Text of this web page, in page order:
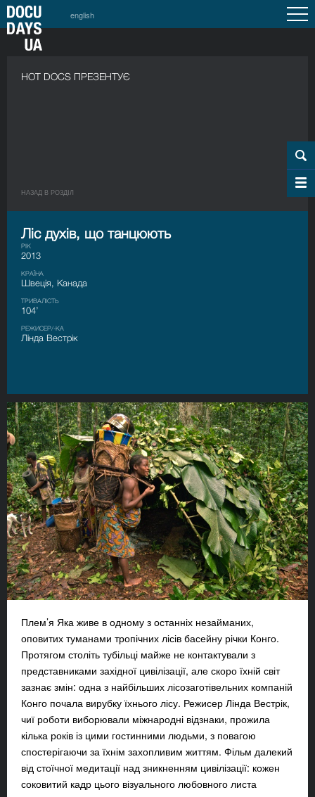
english
HOT DOCS ПРЕЗЕНТУЄ
НАЗАД В РОЗДIЛ
Ліс духів, що танцюють
РІК
2013
КРАЇНА
Швеція, Канада
ТРИВАЛІСТЬ
104’
РЕЖИСЕР/-КА
Лінда Вестрік
Плем’я Яка живе в одному з останніх незайманих,
оповитих туманами тропічних лісів басейну річки Конго.
Протягом століть тубільці майже не контактували з
представниками західної цивілізації, але скоро їхній світ
зазнає змін: одна з найбільших лісозаготівельних компаній
Конго почала вирубку їхнього лісу. Режисер Лінда Вестрік,
чиї роботи виборювали міжнародні відзнаки, прожила
кілька років із цими гостинними людьми, з повагою
спостерігаючи за їхнім захопливим життям. Фільм далекий
від стоїчної медитації над зникненням цивілізації: кожен
соковитий кадр цього візуального любовного листа